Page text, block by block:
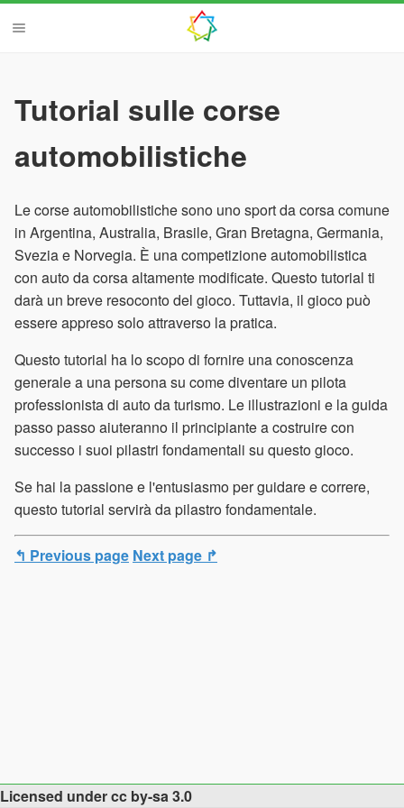
Tutorial sulle corse
automobilistiche
Le corse automobilistiche sono uno sport da corsa comune
in Argentina, Australia, Brasile, Gran Bretagna, Germania,
Svezia e Norvegia. È una competizione automobilistica
con auto da corsa altamente modificate. Questo tutorial ti
darà un breve resoconto del gioco. Tuttavia, il gioco può
essere appreso solo attraverso la pratica.
Questo tutorial ha lo scopo di fornire una conoscenza
generale a una persona su come diventare un pilota
professionista di auto da turismo. Le illustrazioni e la guida
passo passo aiuteranno il principiante a costruire con
successo i suoi pilastri fondamentali su questo gioco.
Se hai la passione e l'entusiasmo per guidare e correre,
questo tutorial servirà da pilastro fondamentale.
↰ Previous page Next page ↱
Licensed under cc by-sa 3.0